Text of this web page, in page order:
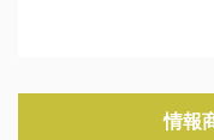
情報